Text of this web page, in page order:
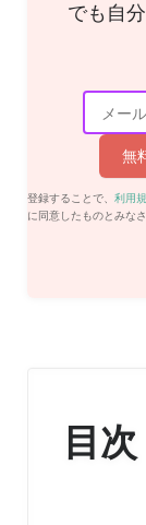
でも自
無
登録することで、 利用
に同意したものとみなさ
目次